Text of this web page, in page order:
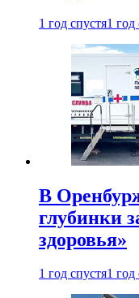
1 год спустя1 год
В
глубинки
здоровья»
1 год спустя1 год